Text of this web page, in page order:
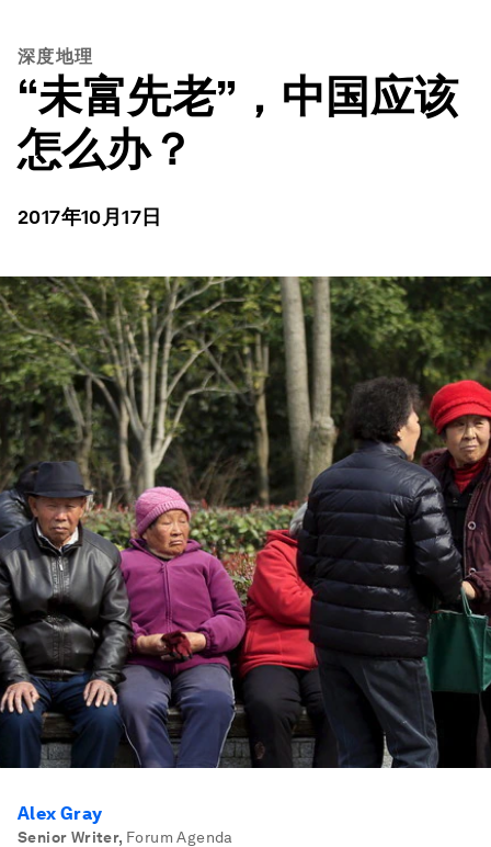
深度地理
“未富先老”，中国应该
怎么办？
2017年10月17日
Alex Gray
Senior Writer, Forum Agenda